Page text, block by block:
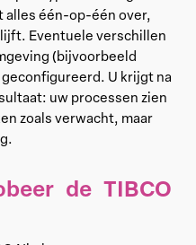
alles één-op-één over,
Eventuele verschillen
(bijvoorbeeld
U krijgt na
uw processen zien
zoals verwacht, maar
de TIBCO